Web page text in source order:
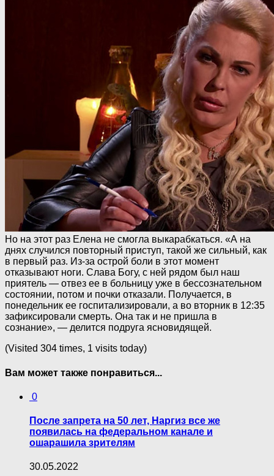
Но на этот раз Елена не смогла выкарабкаться. «А на
днях случился повторный приступ, такой же сильный, как
в первый раз. Из-за острой боли в этот момент
отказывают ноги. Слава Богу, с ней рядом был наш
приятель — отвез ее в больницу уже в бессознательном
состоянии, потом и почки отказали. Получается, в
понедельник ее госпитализировали, а во вторник в 12:35
зафиксировали смерть. Она так и не пришла в
сознание», — делится подруга ясновидящей.
(Visited 304 times, 1 visits today)
Вам может также понравиться...
0
После запрета на 50 лет, Наргиз все же
появилась на федеральном канале и
ошарашила зрителям
30.05.2022